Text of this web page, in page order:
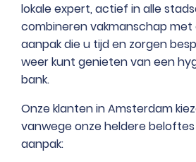
lokale expert, actief in alle
combineren vakmanschap
aanpak die u tijd en zorgen
weer kunt genieten van een
bank.
Onze klanten in Amsterdam
vanwege onze heldere
aanpak: